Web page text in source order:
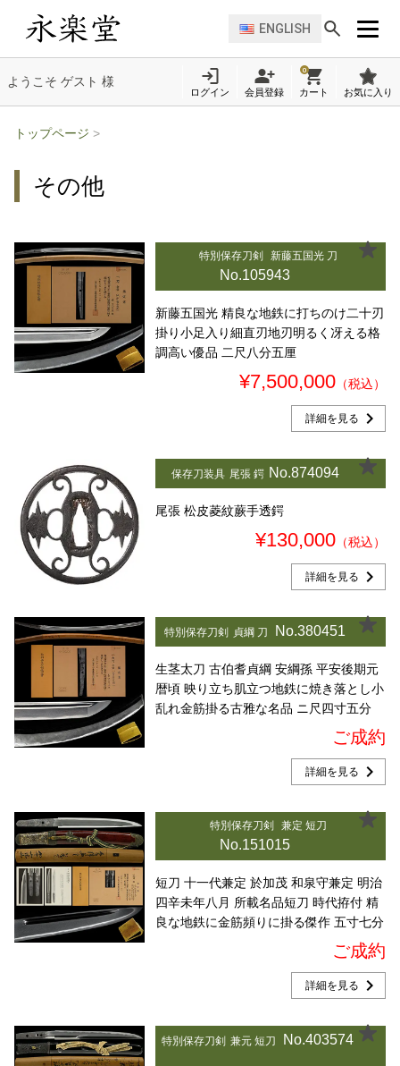
ENGLISH
ようこそ ゲスト 様
ログイン 会員登録
0
カート お気に入り
トップページ >
その他
特別保存刀剣 新藤五国光 刀
No.105943
新藤五国光 精良な地鉄に打ちのけ二十刃
掛り小足入り細直刃地刃明るく冴える格
調高い優品 二尺八分五厘
¥7,500,000 （税込）
詳細を見る chevron_right
保存刀装具 尾張 鍔 No.874094
尾張 松皮菱紋蕨手透鍔
¥130,000 （税込）
詳細を見る chevron_right
特別保存刀剣 貞綱 刀 No.380451
生茎太刀 古伯耆貞綱 安綱孫 平安後期元
暦頃 映り立ち肌立つ地鉄に焼き落とし小
乱れ金筋掛る古雅な名品 ニ尺四寸五分
ご成約
詳細を見る chevron_right
特別保存刀剣 兼定 短刀
No.151015
短刀 十一代兼定 於加茂 和泉守兼定 明治
四辛未年八月 所載名品短刀 時代拵付 精
良な地鉄に金筋頻りに掛る傑作 五寸七分
ご成約
詳細を見る chevron_right
特別保存刀剣 兼元 短刀 No.403574